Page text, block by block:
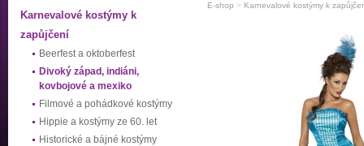
Karnevalové kostýmy k
zapůjčení
Beerfest a oktoberfest
Divoký západ, indiáni,
kovbojové a mexiko
Filmové a pohádkové kostýmy
Hippie a kostýmy ze 60. let
Historické a bájné kostýmy
E-shop > Karnevalové kostýmy k